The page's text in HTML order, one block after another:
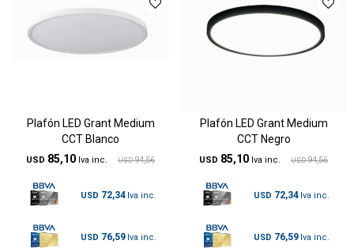
Plafón LED Grant Medium
CCT Blanco
USD 85,10 USD 94,56
USD 72,34
USD 76,59
Plafón LED Grant Medium
CCT Negro
USD 85,10 USD 94,56
USD 72,34
USD 76,59